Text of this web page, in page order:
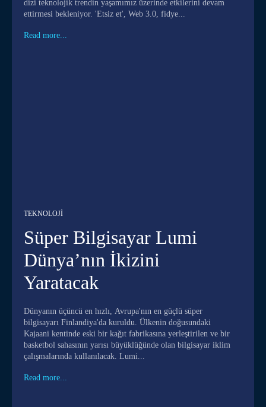
dizi teknolojik trendin yaşamımız üzerinde etkilerini devam
ettirmesi bekleniyor. 'Etsiz et', Web 3.0, fidye...
Read more...
TEKNOLOJI
Süper Bilgisayar Lumi
Dünya’nın İkizini
Yaratacak
Dünyanın üçüncü en hızlı, Avrupa'nın en güçlü süper
bilgisayarı Finlandiya'da kuruldu. Ülkenin doğusundaki
Kajaani kentinde eski bir kağıt fabrikasına yerleştirilen ve bir
basketbol sahasının yarısı büyüklüğünde olan bilgisayar iklim
çalışmalarında kullanılacak. Lumi...
Read more...